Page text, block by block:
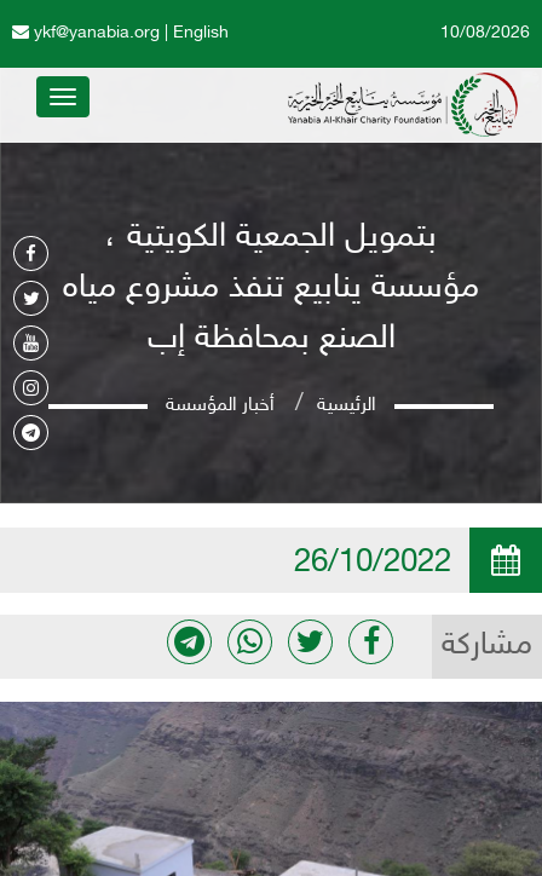
English
ykf@yanabia.org 10/08/2026
Toggle
بتمويل الجمعية الكويتية ،
مؤسسة ينابيع تنفذ مشروع مياه
الصنع بمحافظة إب
الرئيسية أخبار المؤسسة
مشاركة